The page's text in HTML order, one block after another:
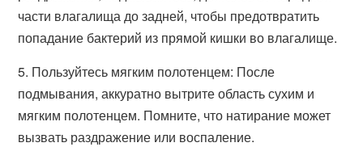
части влагалища до задней, чтобы предотвратить
попадание бактерий из прямой кишки во влагалище.
5. Пользуйтесь мягким полотенцем: После
подмывания, аккуратно вытрите область сухим и
мягким полотенцем. Помните, что натирание может
вызвать раздражение или воспаление.